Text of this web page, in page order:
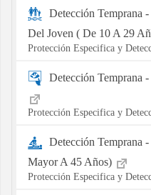
Detección Temprana
Del Joven ( De 10 A 29
Protección Especifica y
Detección Temprana
Protección Especifica y
Detección Temprana
Mayor A 45 Años)
Protección Especifica y